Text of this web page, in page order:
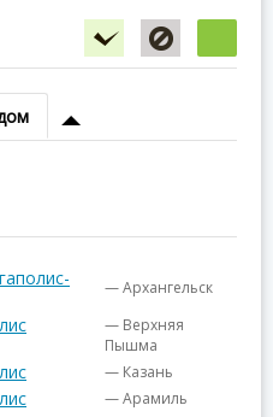
— Архангельск
— Верхняя
Пышма
— Казань
— Арамиль